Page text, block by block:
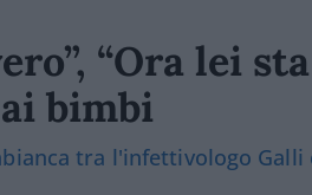
“Ora lei
bimbi
tra l'infettivologo